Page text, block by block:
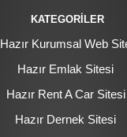
KATEGORİLER
Hazır Kurumsal Web
Hazır Emlak Sitesi
Hazır Rent A Car Sitesi
Hazır Dernek Sitesi